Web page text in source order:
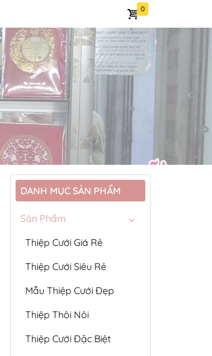
DANH MỤC SẢN PHẨM
Sản Phẩm
Thiệp Cưới Giá Rẻ
Thiệp Cưới Siêu Rẻ
Mẫu Thiệp Cưới Đẹp
Thiệp Thôi Nôi
Thiệp Cưới Đặc Biệt